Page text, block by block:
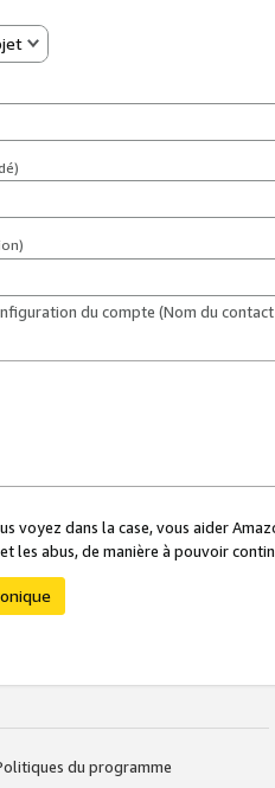
du compte (Nom du
voyez dans la case, vous aider
les abus, de manière à pouvoir
du programme